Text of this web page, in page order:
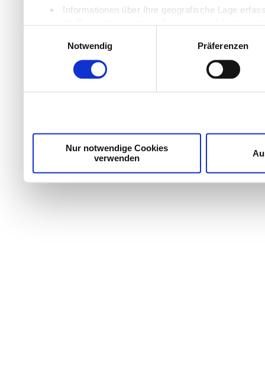
Informationen über Ihre geografische Lage
Ihr Gerät durch aktives Scannen nach
Wir verwenden Cookies, um Inhalte und Anzeigen zu
die Zugriffe auf unsere Website zu analysieren.
Dienste gesammelt haben.
Notwendig
Präferenzen
Nur notwendige Cookies
verwenden